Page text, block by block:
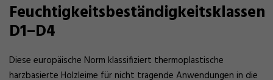
Feuchtigkeitsbeständigkeitsklassen
D1–D4
Diese europäische Norm klassifiziert thermoplastische
harzbasierte Holzleime für nicht tragende Anwendungen in die